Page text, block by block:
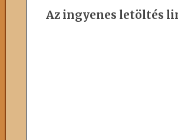
Az ingyenes letöltés